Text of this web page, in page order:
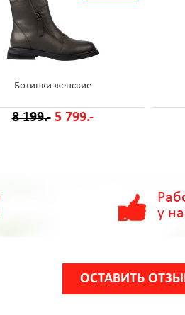
Ботинки женские
8 199.- 5 799.-
у
ОСТАВИТЬ